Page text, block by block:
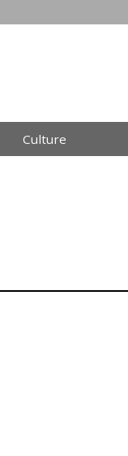
Culture